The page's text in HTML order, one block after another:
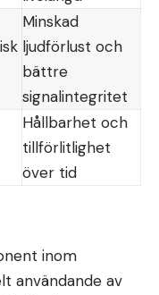
Minskad
ljudförlust och
bättre
signalintegritet
Hållbarhet och
tillförlitlighet
över tid
inom
användande av